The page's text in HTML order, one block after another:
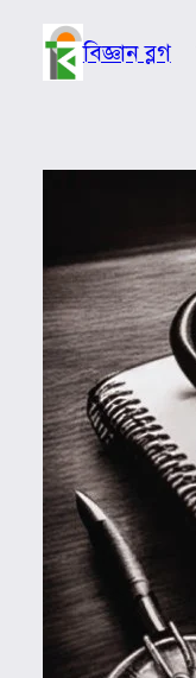
content
বিজ্ঞান ব্লগ